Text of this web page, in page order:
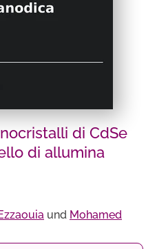
di CdSe
di allumina
und Mohamed